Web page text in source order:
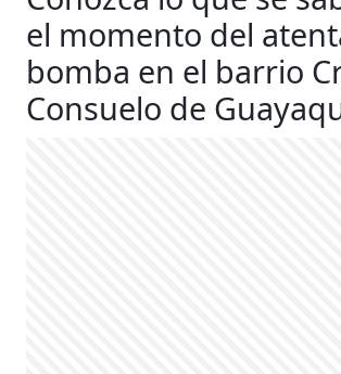
el momento del
bomba en el barrio
Consuelo de